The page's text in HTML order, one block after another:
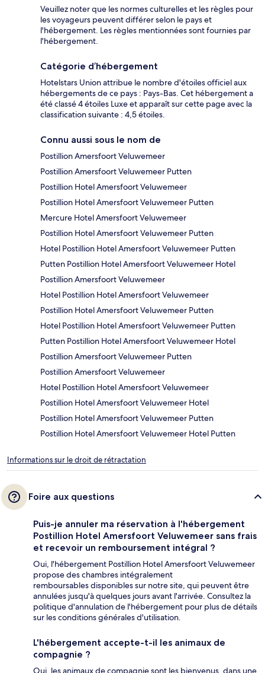
Veuillez noter que les normes culturelles et les règles pour
les voyageurs peuvent différer selon le pays et
l'hébergement. Les règles mentionnées sont fournies par
l'hébergement.
Catégorie d’hébergement
Hotelstars Union attribue le nombre d'étoiles officiel aux
hébergements de ce pays : Pays-Bas. Cet hébergement a
été classé 4 étoiles Luxe et apparaît sur cette page avec la
classification suivante : 4,5 étoiles.
Connu aussi sous le nom de
Postillion Amersfoort Veluwemeer
Postillion Amersfoort Veluwemeer Putten
Postillion Hotel Amersfoort Veluwemeer
Postillion Hotel Amersfoort Veluwemeer Putten
Mercure Hotel Amersfoort Veluwemeer
Postillion Hotel Amersfoort Veluwemeer Putten
Hotel Postillion Hotel Amersfoort Veluwemeer Putten
Putten Postillion Hotel Amersfoort Veluwemeer Hotel
Postillion Amersfoort Veluwemeer
Hotel Postillion Hotel Amersfoort Veluwemeer
Postillion Hotel Amersfoort Veluwemeer Putten
Hotel Postillion Hotel Amersfoort Veluwemeer Putten
Putten Postillion Hotel Amersfoort Veluwemeer Hotel
Postillion Amersfoort Veluwemeer Putten
Postillion Amersfoort Veluwemeer
Hotel Postillion Hotel Amersfoort Veluwemeer
Postillion Hotel Amersfoort Veluwemeer Hotel
Postillion Hotel Amersfoort Veluwemeer Putten
Postillion Hotel Amersfoort Veluwemeer Hotel Putten
Informations sur le droit de rétractation
Foire aux questions
Puis-je annuler ma réservation à l'hébergement
Postillion Hotel Amersfoort Veluwemeer sans frais
et recevoir un remboursement intégral ?
Oui, l'hébergement Postillion Hotel Amersfoort Veluwemeer
propose des chambres intégralement
remboursables disponibles sur notre site, qui peuvent être
annulées jusqu'à quelques jours avant l'arrivée. Consultez la
politique d'annulation de l'hébergement pour plus de détails
sur les conditions générales d'utilisation.
L'hébergement accepte-t-il les animaux de
compagnie ?
Oui, les animaux de compagnie sont les bienvenus, dans une